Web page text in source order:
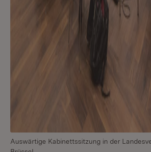
Auswärtige Kabinettssitzung in der